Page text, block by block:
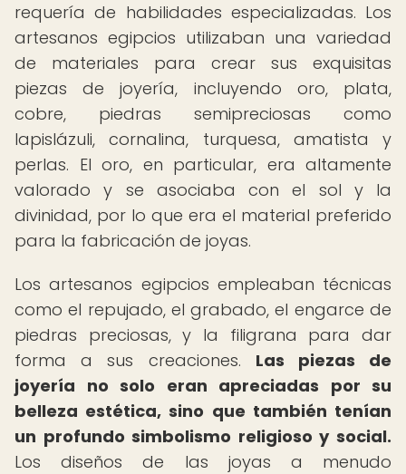
requería de habilidades especializadas. Los
artesanos egipcios utilizaban una variedad
de materiales para crear sus exquisitas
piezas de joyería, incluyendo oro, plata,
cobre, piedras semipreciosas como
lapislázuli, cornalina, turquesa, amatista y
perlas. El oro, en particular, era altamente
valorado y se asociaba con el sol y la
divinidad, por lo que era el material preferido
para la fabricación de joyas.
Los artesanos egipcios empleaban técnicas
como el repujado, el grabado, el engarce de
piedras preciosas, y la filigrana para dar
forma a sus creaciones. Las piezas de
joyería no solo eran apreciadas por su
belleza estética, sino que también tenían
un profundo simbolismo religioso y social.
Los diseños de las joyas a menudo